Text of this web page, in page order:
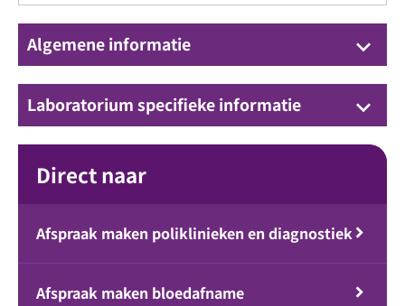
Algemene informatie keyboard_arrow_down
Laboratorium specifieke informatie keyboard_arrow_down
Direct naar
Afspraak maken poliklinieken en diagnostiek
Afspraak maken bloedafname